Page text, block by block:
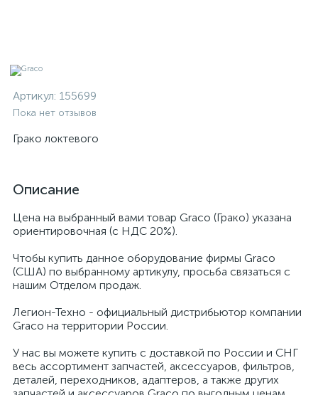
Артикул: 155699
Пока нет отзывов
Грако локтевого
Описание
Цена на выбранный вами товар Graco (Грако) указана
ориентировочная (с НДС 20%).
Чтобы купить данное оборудование фирмы Graco
(США) по выбранному артикулу, просьба связаться с
нашим Отделом продаж.
Легион-Техно - официальный дистрибьютор компании
Graco на территории России.
У нас вы можете купить с доставкой по России и СНГ
весь ассортимент запчастей, аксессуаров, фильтров,
деталей, переходников, адаптеров, а также других